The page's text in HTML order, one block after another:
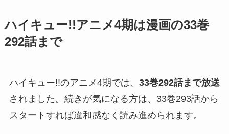
ハイキュー!!アニメ4期は漫画の33巻
292話まで
ハイキュー!!のアニメ4期では、 33巻292話まで放送
されました。続きが気になる方は、33巻293話から
スタートすれば違和感なく読み進められます。